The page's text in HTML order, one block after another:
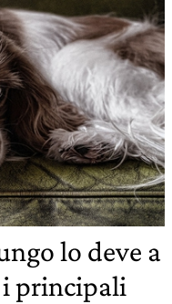
lo deve a
principali